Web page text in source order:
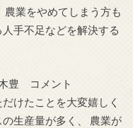
業をやめてしまう方も
手不足などを解決する
豊 コメント
けたことを大変嬉しく
生産量が多く、 農業が